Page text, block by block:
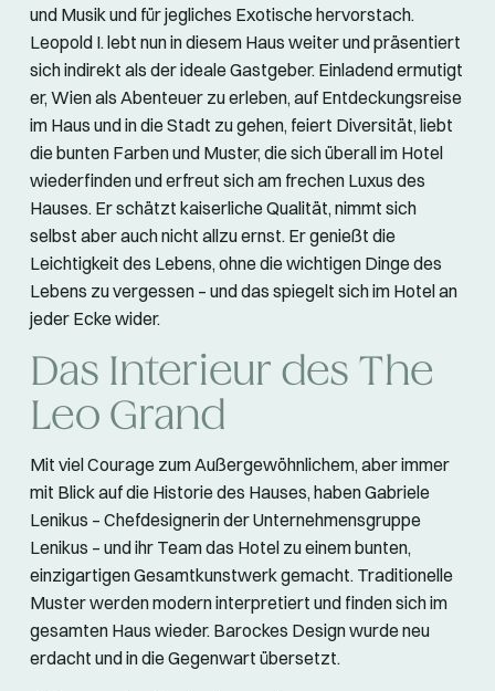
und Musik und für jegliches Exotische hervorstach.
Leopold I. lebt nun in diesem Haus weiter und präsentiert
sich indirekt als der ideale Gastgeber. Einladend ermutigt
er, Wien als Abenteuer zu erleben, auf Entdeckungsreise
im Haus und in die Stadt zu gehen, feiert Diversität, liebt
die bunten Farben und Muster, die sich überall im Hotel
wiederfinden und erfreut sich am frechen Luxus des
Hauses. Er schätzt kaiserliche Qualität, nimmt sich
selbst aber auch nicht allzu ernst. Er genießt die
Leichtigkeit des Lebens, ohne die wichtigen Dinge des
Lebens zu vergessen – und das spiegelt sich im Hotel an
jeder Ecke wider.
Das Interieur des The
Leo Grand
Mit viel Courage zum Außergewöhnlichem, aber immer
mit Blick auf die Historie des Hauses, haben Gabriele
Lenikus – Chefdesignerin der Unternehmensgruppe
Lenikus – und ihr Team das Hotel zu einem bunten,
einzigartigen Gesamtkunstwerk gemacht. Traditionelle
Muster werden modern interpretiert und finden sich im
gesamten Haus wieder. Barockes Design wurde neu
erdacht und in die Gegenwart übersetzt.